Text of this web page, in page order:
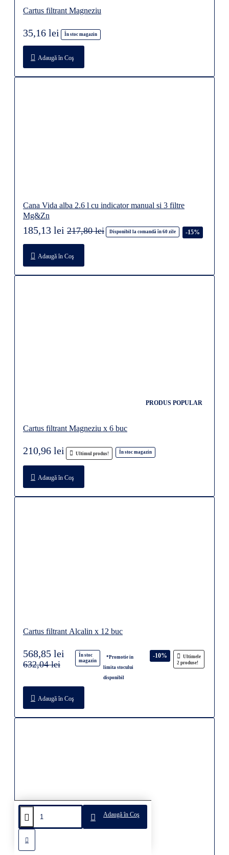
Adaugă în Coş
Cartus filtrant Magneziu
În stoc magazin
35,16 lei
Adaugă în Coş
Cana Vida alba 2.6 l cu indicator manual si 3 filtre
Mg&Zn
Disponibil la comandă în 60 zile -15%
185,13 lei 217,80 lei
Adaugă în Coş
PRODUS POPULAR
Cartus filtrant Magneziu x 6 buc
Ultimul produs! În stoc magazin
210,96 lei
Adaugă în Coş
Cartus filtrant Alcalin x 12 buc
Ultimele
2 produse!
În stoc
magazin
*Promotie in
limita stocului
disponibil
-10%
568,85 lei
632,04 lei
Adaugă în Coş
Cartus filtrant Mg&Zn